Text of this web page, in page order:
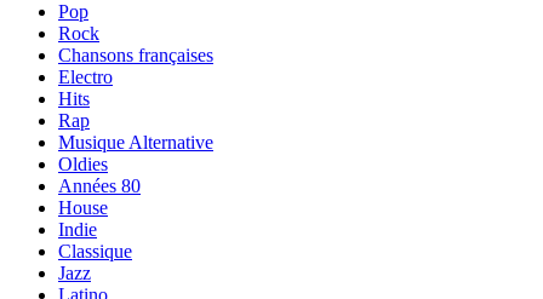
Pop
Rock
Chansons françaises
Electro
Hits
Rap
Musique Alternative
Oldies
Années 80
House
Indie
Classique
Jazz